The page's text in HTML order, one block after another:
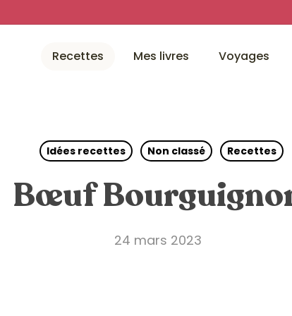
Recettes Mes livres Voyages
Idées recettes Non classé Recettes
Bœuf
24 mars 2023